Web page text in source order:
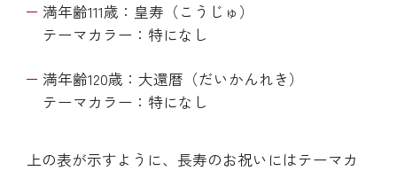
満年齢111歳：皇寿（こうじゅ）
テーマカラー：特になし
満年齢120歳：大還暦（だいかんれき）
テーマカラー：特になし
上の表が示すように、長寿のお祝いにはテーマカ